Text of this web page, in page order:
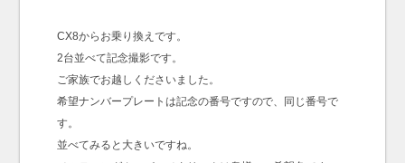
CX8からお乗り換えです。
2台並べて記念撮影です。
ご家族でお越しくださいました。
希望ナンバープレートは記念の番号ですので、同じ番号で
す。
並べてみると大きいですね。